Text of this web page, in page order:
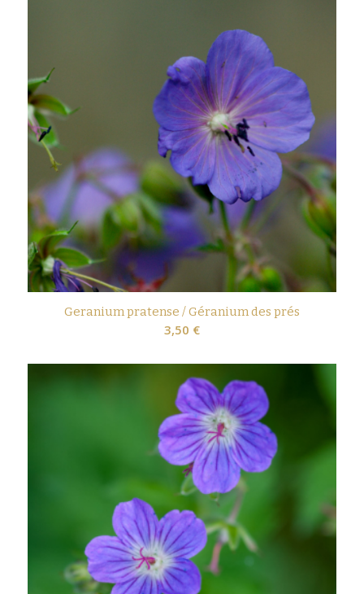
Geranium pratense / Géranium des prés
3,50 €